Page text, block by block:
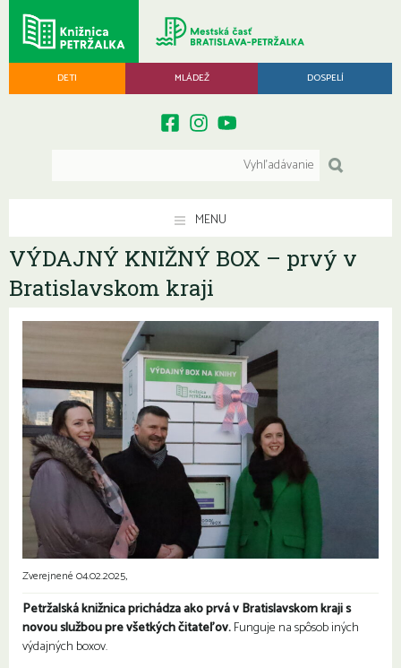
DETI MLÁDEŽ DOSPELÍ
MENU
VÝDAJNÝ KNIŽNÝ BOX – prvý v
Bratislavskom kraji
Zverejnené 04.02.2025,
Petržalská knižnicaprichádza ako prvá v Bratislavskom kraji s
novou službou pre všetkých čitateľov.Funguje na spôsob iných
výdajných boxov.